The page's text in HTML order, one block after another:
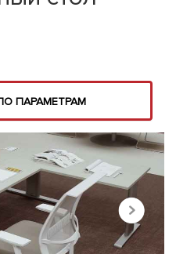
ПАРАМЕТРАМ